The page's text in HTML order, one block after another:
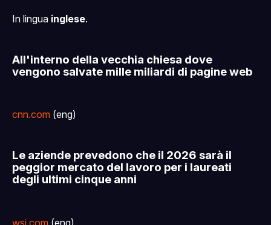
In lingua inglese.
All'interno della vecchia chiesa dove
vengono salvate mille miliardi di pagine web
cnn.com (eng)
Le aziende prevedono che il 2026 sarà il
peggior mercato del lavoro per i laureati
degli ultimi cinque anni